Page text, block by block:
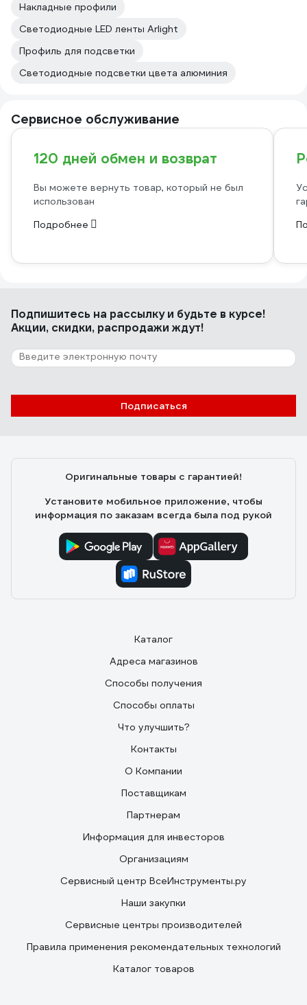
Накладные профили
Светодиодные LED ленты Arlight
Профиль для подсветки
Светодиодные подсветки цвета алюминия
Сервисное обслуживание
120 дней обмен и возврат
Вы можете вернуть товар, который не был
использован
Подробнее
Подпишитесь на рассылкуи будьте в курсе!
Акции, скидки, распродажи ждут!
Подписаться
Оригинальные товары с гарантией!
Установите мобильное приложение, чтобы
информация по заказам всегда была под рукой
Каталог
Адреса магазинов
Способы получения
Способы оплаты
Что улучшить?
Контакты
О Компании
Поставщикам
Партнерам
Информация для инвесторов
Организациям
Сервисный центр ВсеИнструменты.ру
Наши закупки
Сервисные центры производителей
Правила применения рекомендательных технологий
Каталог товаров